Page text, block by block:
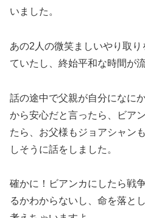
いました。
あの2人の微笑ましいやり取
ていたし、終始平和な時間が
話の途中で父親が自分になに
から安心だと言ったら、ビア
たら、お父様もジョアシャン
しそうに話をしました。
確かに！ビアンカにしたら戦
るかわからないし、命を落と